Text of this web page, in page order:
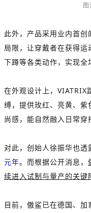
此外，产品采用业内首
局限，让穿戴者在获得运
下蹲等各类动作，实现全
在外观设计上，VIATRIX
缚，提供玫红、亮黄、
尚感，能自然融入日常穿
对此，创始人徐振华也透
元年。而根据公开消息，
续进入试制与量产的关键
目前，傲鲨已在德国、